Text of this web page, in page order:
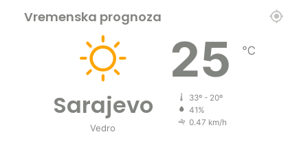
Vremenska prognoza
Sarajevo
Vedro
25 ℃
33º - 20º
41%
0.47 km/h